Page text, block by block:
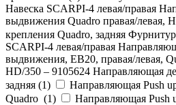
Навеска SCARPI-4 левая/правая
выдвижения Quadro правая/левая,
крепления Quadro, задняя
SCARPI-4 левая/правая
выдвижения, ЕВ20, правая/левая,
HD/350 – 9105624 Направляющая
задняя (1)
Направляющая Push
Quadro (1)
Направляющая Push